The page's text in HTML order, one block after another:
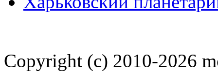
Copyright (c) 2010-2026